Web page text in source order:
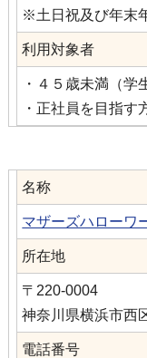
※土日祝及び年末
利用対象者
・４５歳未満（学
・正社員を目指す
名称
マザーズハローワ
所在地
〒220-0004
神奈川県横浜市西
電話番号